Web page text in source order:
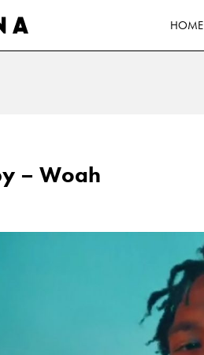
HOME
– Woah